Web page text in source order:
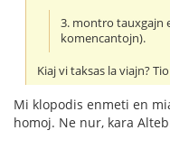
3. montro tauxgajn
komencantojn).
Kiaj vi taksas la viajn?
Mi klopodis enmeti en
homoj. Ne nur, kara